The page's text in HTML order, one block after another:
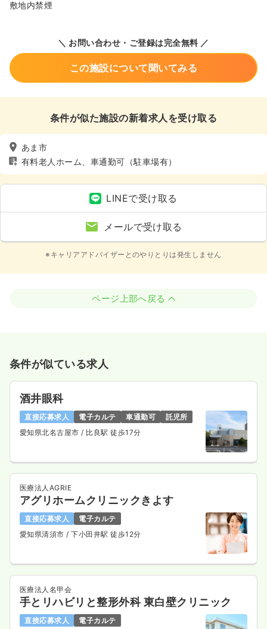
敷地内禁煙
＼ お問い合わせ・ご登録は完全無料 ／
この施設について聞いてみる
条件が似た施設の新着求人を受け取る
あま市
有料老人ホーム、車通勤可（駐車場有）
LINEで受け取る
メールで受け取る
※キャリアアドバイザーとのやりとりは発生しません
ページ上部へ戻る
条件が似ている求人
酒井眼科
直接応募求人 電子カルテ 車通勤可
託児所
愛知県北名古屋市 / 比良駅 徒歩17分
医療法人AGRIE
アグリホームクリニックきよす
直接応募求人
電子カルテ
愛知県清須市 / 下小田井駅 徒歩12分
医療法人名甲会
手とリハビリと整形外科 東白壁クリニック
直接応募求人
電子カルテ